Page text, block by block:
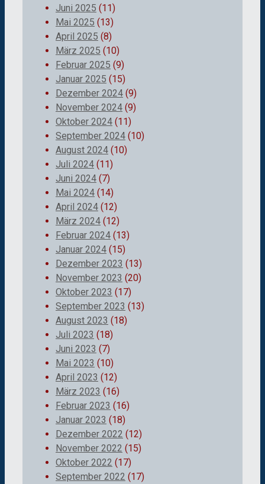
Juni 2025 (11)
Mai 2025 (13)
April 2025 (8)
März 2025 (10)
Februar 2025 (9)
Januar 2025 (15)
Dezember 2024 (9)
November 2024 (9)
Oktober 2024 (11)
September 2024 (10)
August 2024 (10)
Juli 2024 (11)
Juni 2024 (7)
Mai 2024 (14)
April 2024 (12)
März 2024 (12)
Februar 2024 (13)
Januar 2024 (15)
Dezember 2023 (13)
November 2023 (20)
Oktober 2023 (17)
September 2023 (13)
August 2023 (18)
Juli 2023 (18)
Juni 2023 (7)
Mai 2023 (10)
April 2023 (12)
März 2023 (16)
Februar 2023 (16)
Januar 2023 (18)
Dezember 2022 (12)
November 2022 (15)
Oktober 2022 (17)
September 2022 (17)